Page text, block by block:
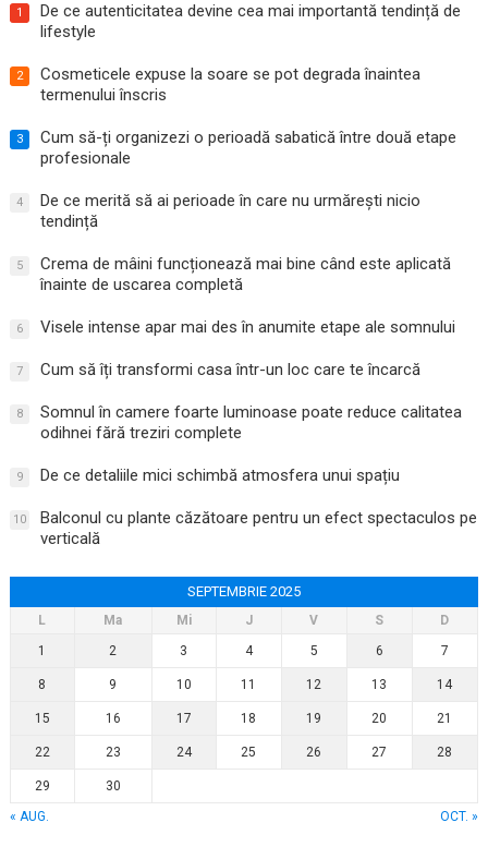
1
De ce autenticitatea devine cea mai importantă tendință de
lifestyle
2
Cosmeticele expuse la soare se pot degrada înaintea
termenului înscris
3
Cum să-ți organizezi o perioadă sabatică între două etape
profesionale
4
De ce merită să ai perioade în care nu urmărești nicio
tendință
5
Crema de mâini funcționează mai bine când este aplicată
înainte de uscarea completă
6 Visele intense apar mai des în anumite etape ale somnului
7 Cum să îți transformi casa într-un loc care te încarcă
8
Somnul în camere foarte luminoase poate reduce calitatea
odihnei fără treziri complete
9 De ce detaliile mici schimbă atmosfera unui spațiu
10
Balconul cu plante căzătoare pentru un efect spectaculos pe
verticală
SEPTEMBRIE 2025
L Ma Mi J V S
D
1
2 3 4 5 6 7
8 9 10 11 12 13 14
15 16 17 18 19 20 21
22 23 24 25 26 27 28
29
30
« AUG.
OCT. »